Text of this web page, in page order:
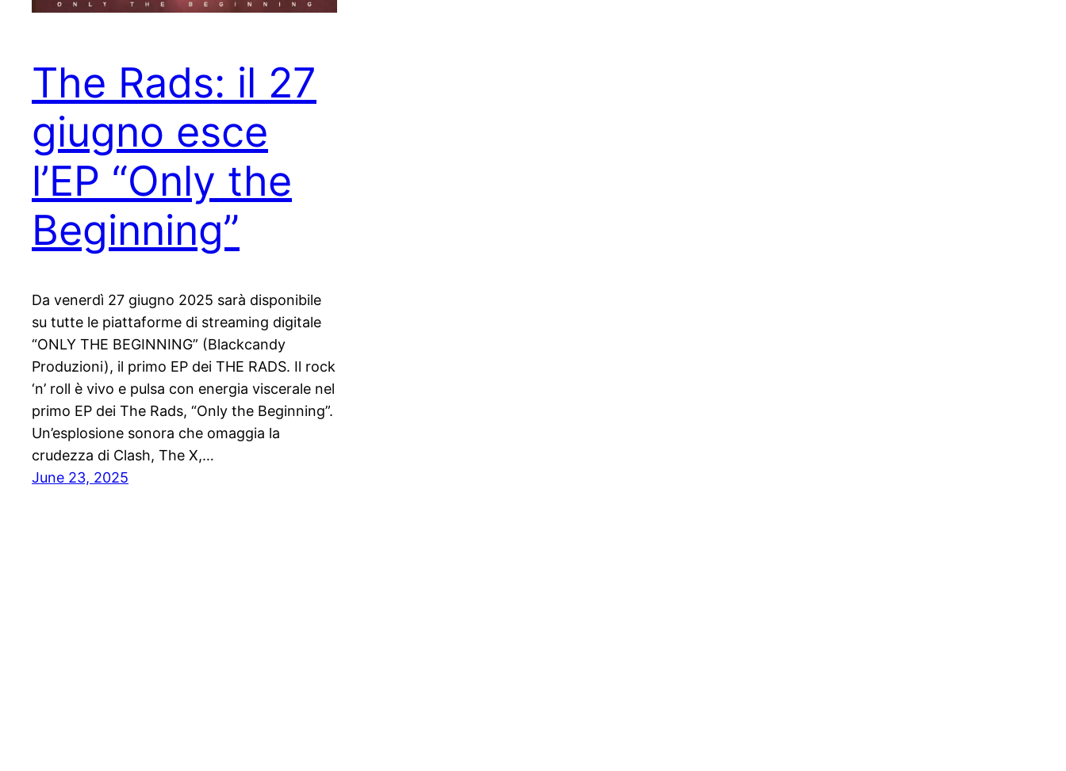
The Rads: il 27
giugno esce
l’EP “Only the
Beginning”
Da venerdì 27 giugno 2025 sarà disponibile
su tutte le piattaforme di streaming digitale
“ONLY THE BEGINNING” (Blackcandy
Produzioni), il primo EP dei THE RADS. Il rock
‘n’ roll è vivo e pulsa con energia viscerale nel
primo EP dei The Rads, “Only the Beginning”.
Un’esplosione sonora che omaggia la
crudezza di Clash, The X,…
June 23, 2025